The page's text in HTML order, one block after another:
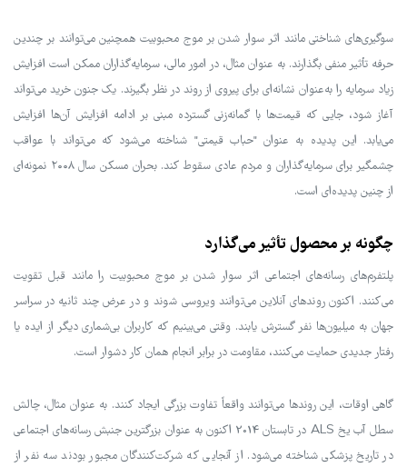
سوگیری‌های شناختی مانند اثر سوار شدن بر موج محبوبیت همچنین می‌توانند بر چندین
حرفه تأثیر منفی بگذارند. به عنوان مثال، در امور مالی، سرمایه‌گذاران ممکن است افزایش
زیاد سرمایه را به‌عنوان نشانه‌ای برای پیروی از روند در نظر بگیرند. یک جنون خرید می‌تواند
آغاز شود، جایی که قیمت‌ها با گمانه‌زنی گسترده مبنی بر ادامه افزایش آن‌ها افزایش
می‌یابد. این پدیده به عنوان "حباب قیمتی" شناخته می‌شود که می‌تواند با عواقب
چشمگیر برای سرمایه‌گذاران و مردم عادی سقوط کند. بحران مسکن سال ۲۰۰۸ نمونه‌ای
از چنین پدیده‌ای است.
چگونه بر محصول تأثیر می‌گذارد
پلتفرم‌های رسانه‌های اجتماعی اثر سوار شدن بر موج محبوبیت را مانند قبل تقویت
می‌کنند. اکنون روندهای آنلاین می‌توانند ویروسی شوند و در عرض چند ثانیه در سراسر
جهان به میلیون‌ها نفر گسترش یابند. وقتی می‌بینیم که کاربران بی‌شماری دیگر از ایده یا
رفتار جدیدی حمایت می‌کنند، مقاومت در برابر انجام همان کار دشوار است.
گاهی اوقات، این روندها می‌توانند واقعاً تفاوت بزرگی ایجاد کنند. به عنوان مثال، چالش
سطل آب یخ ALS در تابستان 2014 اکنون به عنوان بزرگترین جنبش رسانه‌های اجتماعی
در تاریخ پزشکی شناخته می‌شود. از آنجایی که شرکت‌کنندگان مجبور بودند سه نفر از